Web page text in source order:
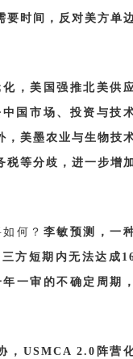
要时间，反对美方单
，美国强推北美供
国市场、投资与技
，美墨农业与生物技
税等分歧，进一步增
何？ 李敏预测，一
方短期内无法达成
一审的不确定周期
，USMCA 2.0阵营